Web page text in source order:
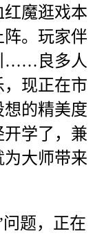
魔逛戏本
。玩家伴
……良多人
现正在市
的精美度
学了，兼
大师带来
题，正在